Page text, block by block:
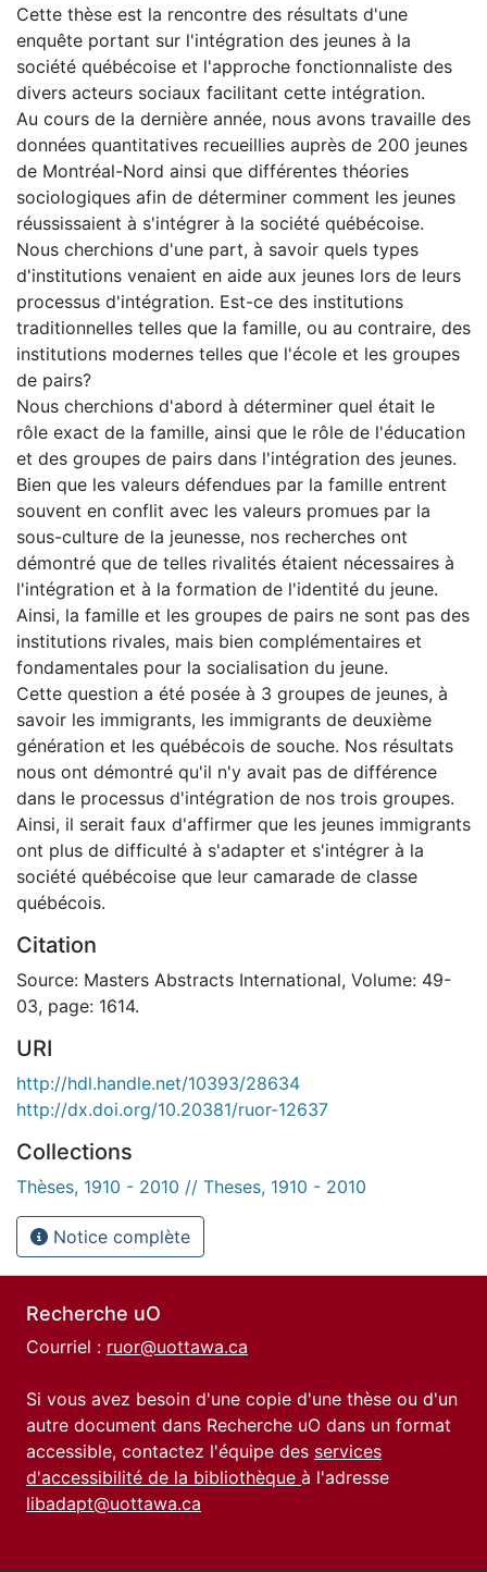
Cette thèse est la rencontre des résultats d'une
enquête portant sur l'intégration des jeunes à la
société québécoise et l'approche fonctionnaliste des
divers acteurs sociaux facilitant cette intégration.
Au cours de la dernière année, nous avons travaille des
données quantitatives recueillies auprès de 200 jeunes
de Montréal-Nord ainsi que différentes théories
sociologiques afin de déterminer comment les jeunes
réussissaient à s'intégrer à la société québécoise.
Nous cherchions d'une part, à savoir quels types
d'institutions venaient en aide aux jeunes lors de leurs
processus d'intégration. Est-ce des institutions
traditionnelles telles que la famille, ou au contraire, des
institutions modernes telles que l'école et les groupes
de pairs?
Nous cherchions d'abord à déterminer quel était le
rôle exact de la famille, ainsi que le rôle de l'éducation
et des groupes de pairs dans l'intégration des jeunes.
Bien que les valeurs défendues par la famille entrent
souvent en conflit avec les valeurs promues par la
sous-culture de la jeunesse, nos recherches ont
démontré que de telles rivalités étaient nécessaires à
l'intégration et à la formation de l'identité du jeune.
Ainsi, la famille et les groupes de pairs ne sont pas des
institutions rivales, mais bien complémentaires et
fondamentales pour la socialisation du jeune.
Cette question a été posée à 3 groupes de jeunes, à
savoir les immigrants, les immigrants de deuxième
génération et les québécois de souche. Nos résultats
nous ont démontré qu'il n'y avait pas de différence
dans le processus d'intégration de nos trois groupes.
Ainsi, il serait faux d'affirmer que les jeunes immigrants
ont plus de difficulté à s'adapter et s'intégrer à la
société québécoise que leur camarade de classe
québécois.
Citation
Source: Masters Abstracts International, Volume: 49-
03, page: 1614.
URI
http://hdl.handle.net/10393/28634
http://dx.doi.org/10.20381/ruor-12637
Collections
Thèses, 1910 - 2010 // Theses, 1910 - 2010
Notice complète
Recherche uO
Courriel : ruor@uottawa.ca
Si vous avez besoin d'une copie d'une thèse ou d'un
autre document dans Recherche uO dans un format
accessible, contactez l'équipe des services
d'accessibilité de la bibliothèque à l'adresse
libadapt@uottawa.ca